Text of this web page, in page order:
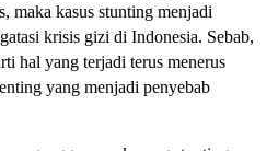
maka kasus stunting menjadi
krisis gizi di Indonesia. Sebab,
hal yang terjadi terus menerus
yang menjadi penyebab